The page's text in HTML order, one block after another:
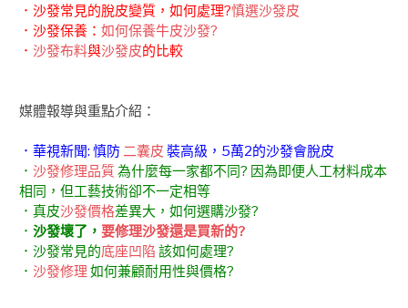
．沙發常見的脫皮變質，如何處理?慎選沙發皮
．沙發保養： 如何保養牛皮沙發?
． 沙發布料與沙發皮的比較
媒體報導與重點介紹：
．華視新聞: 慎防二囊皮 裝高級，5萬2的沙發會脫皮
． 沙發修理品質為什麼每一家都不同? 因為即便人工材料成本
相同，但工藝技術卻不一定相等
．真皮沙發價格差異大，如何選購沙發?
． 沙發壞了， 要修理沙發還是買新的?
．沙發常見的底座凹陷 該如何處理?
． 沙發修理 如何兼顧耐用性與價格?